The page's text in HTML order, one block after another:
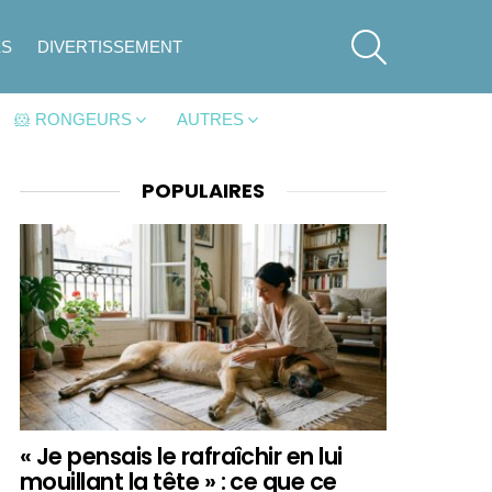
DIVERTISSEMENT
🐹 RONGEURS AUTRES
POPULAIRES
« Je pensais le rafraîchir en lui
mouillant la tête » : ce que ce